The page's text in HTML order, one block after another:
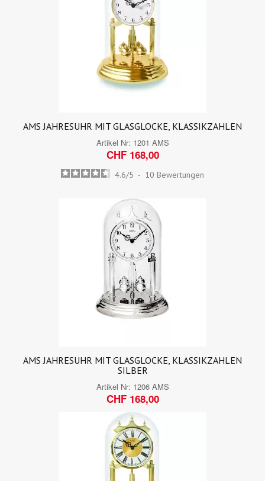
AMS JAHRESUHR MIT GLASGLOCKE, KLASSIKZAHLEN
Artikel Nr: 1201 AMS
CHF 168,00
4.6/5 - 10 Bewertungen
AMS JAHRESUHR MIT GLASGLOCKE, KLASSIKZAHLEN
SILBER
Artikel Nr: 1206 AMS
CHF 168,00